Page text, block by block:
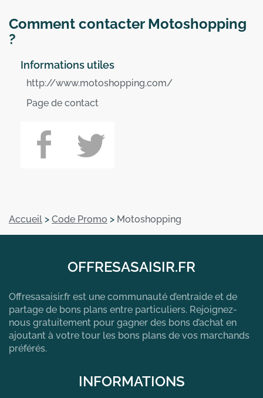
Comment contacter Motoshopping
?
Informations utiles
http://www.motoshopping.com/
Page de contact
Accueil > Code Promo > Motoshopping
OFFRESASAISIR.FR
Offresasaisir.fr est une communauté d’entraide et de
partage de bons plans entre particuliers. Rejoignez-
nous gratuitement pour gagner des bons d’achat en
ajoutant à votre tour les bons plans de vos marchands
préférés.
INFORMATIONS